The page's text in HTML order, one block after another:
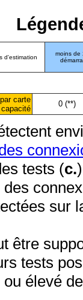
d'estimation
moins de
carte
0 (**)
tests (c.
sur
être
tests
élevé